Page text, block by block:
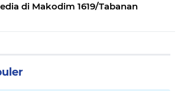
di Makodim 1619/Tabanan